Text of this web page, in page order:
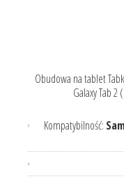
Obudowa na tablet
Galaxy Tab
Kompatybilność: